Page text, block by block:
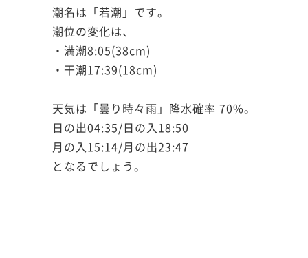
潮名は「若潮」です。
潮位の変化は、
・満潮8:05(38cm)
・干潮17:39(18cm)
天気は「曇り時々雨」降水確率 70%。
日の出04:35/日の入18:50
月の入15:14/月の出23:47
となるでしょう。